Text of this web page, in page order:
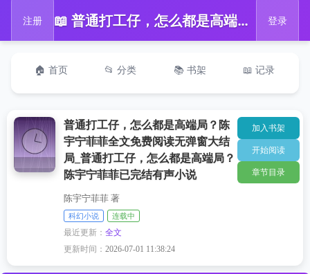
注册 📖 普通打工仔，怎么都是高端局？陈宇宁菲菲全文免费阅读无弹窗大结局_普通打工仔，怎么都是高端局？陈宇宁菲菲已完结有声小说 登录
🏠 首页 📂 分类 📚 书架 📖 记录
普通打工仔，怎么都是高端局？陈
宇宁菲菲全文免费阅读无弹窗大结
局_普通打工仔，怎么都是高端局？
陈宇宁菲菲已完结有声小说
陈宇宁菲菲 著
科幻小说 连载中
最近更新：全文
更新时间：2026-07-01 11:38:24
加入书架
开始阅读
章节目录